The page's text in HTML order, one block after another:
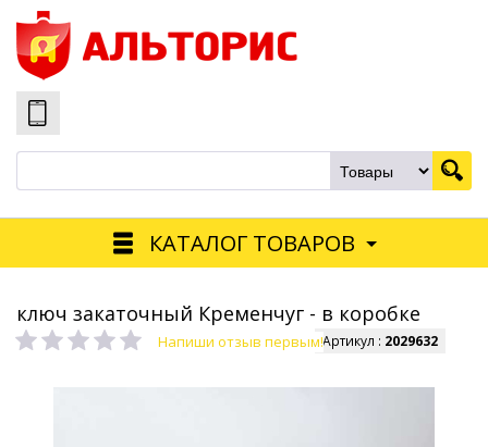
КАТАЛОГ ТОВАРОВ
ключ закаточный Кременчуг - в коробке
Напиши отзыв первым!Артикул : 2029632